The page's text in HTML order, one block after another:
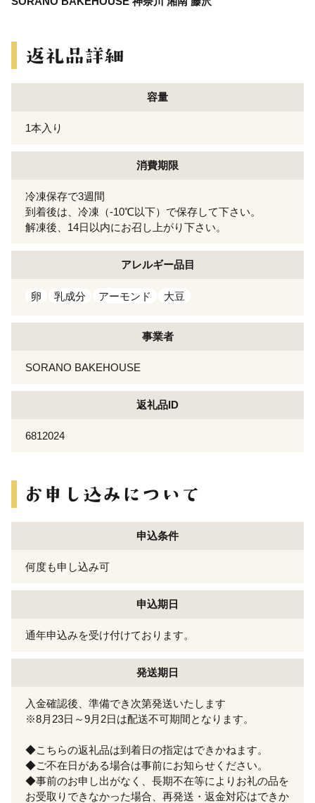
容量
1本入り
消費期限
冷凍保存で3週間
到着後は、冷凍（-10℃以下）で保存して下さい。
解凍後、14日以内にお召し上がり下さい。
アレルギー品目
卵 乳成分 アーモンド 大豆
事業者
SORANO BAKEHOUSE
返礼品ID
6812024
申込条件
何度も申し込み可
申込期日
通年申込みを受け付けております。
発送期日
入金確認後、準備でき次第発送いたします
※8月23日～9月2日は配送不可期間となります。
◆こちらの返礼品は到着日の指定はできかねます。
◆ご不在日がある場合は事前にお知らせください。
◆事前のお申し出がなく、長期不在等によりお礼の品を
お受取りできなかった場合、再発送・返金対応はできか